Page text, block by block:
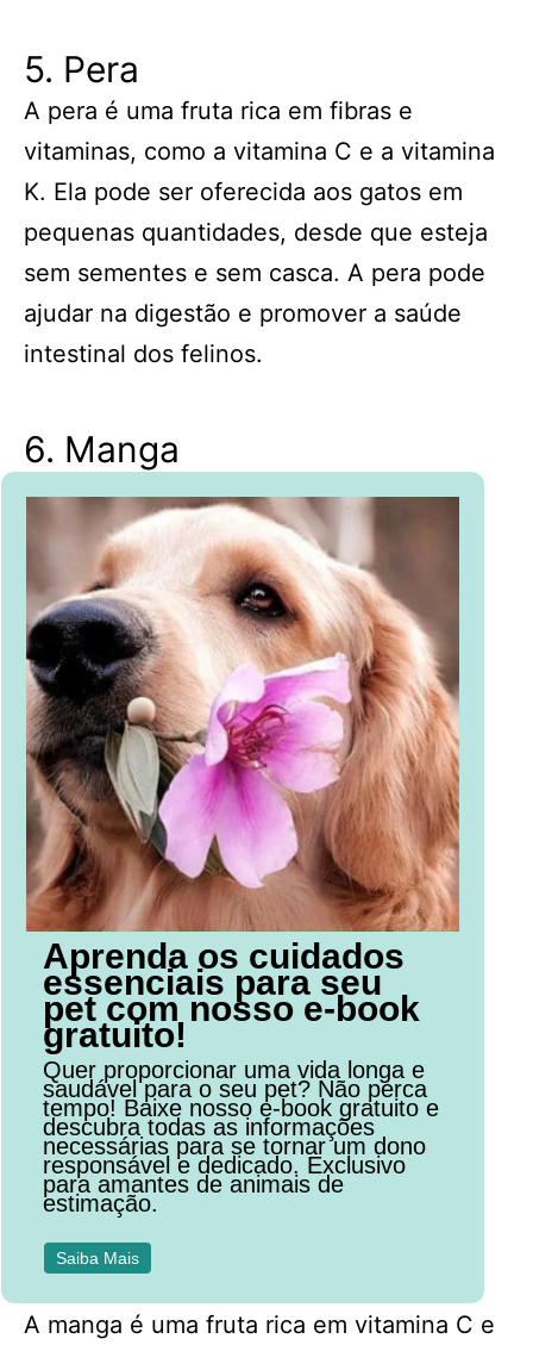
5. Pera
A pera é uma fruta rica em fibras e
vitaminas, como a vitamina C e a vitamina
K. Ela pode ser oferecida aos gatos em
pequenas quantidades, desde que esteja
sem sementes e sem casca. A pera pode
ajudar na digestão e promover a saúde
intestinal dos felinos.
6. Manga
Aprenda os cuidados
essenciais para seu
pet com nosso e-book
gratuito!
Quer proporcionar uma vida longa e
saudável para o seu pet? Não perca
tempo! Baixe nosso e-book gratuito e
descubra todas as informações
necessárias para se tornar um dono
responsável e dedicado. Exclusivo
para amantes de animais de
estimação.
Saiba Mais
A manga é uma fruta rica em vitamina C e